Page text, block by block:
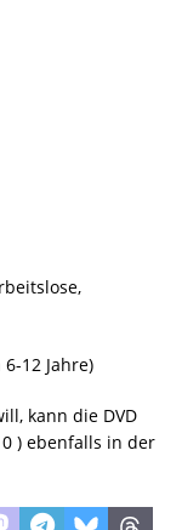
12 Jahre)
kann die DVD
) ebenfalls in der